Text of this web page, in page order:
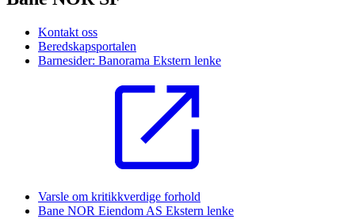
Kontakt oss
Beredskapsportalen
Barnesider: Banorama Ekstern lenke
Varsle om kritikkverdige forhold
Bane NOR Eiendom AS Ekstern lenke